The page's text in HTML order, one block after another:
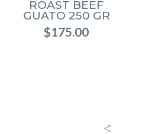
ROAST BEEF
GUATO 250 GR
$175.00